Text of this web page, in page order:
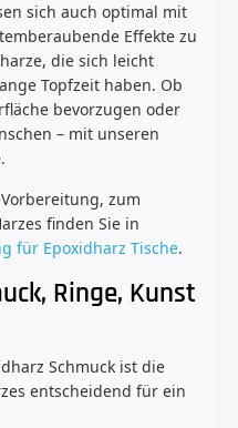
sich auch optimal mit
Effekte zu
die sich leicht
Topfzeit haben. Ob
bevorzugen oder
– mit unseren
zum
finden Sie in
für Epoxidharz Tische.
Ringe, Kunst
Schmuck ist die
entscheidend für ein